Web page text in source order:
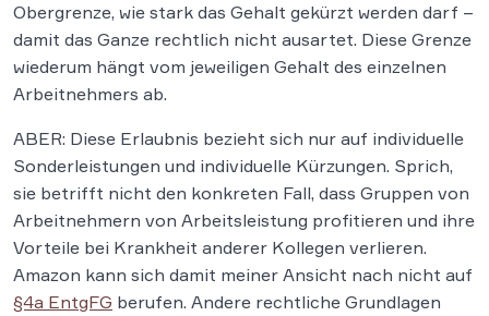
Obergrenze, wie stark das Gehalt gekürzt werden darf –
damit das Ganze rechtlich nicht ausartet. Diese Grenze
wiederum hängt vom jeweiligen Gehalt des einzelnen
Arbeitnehmers ab.
ABER: Diese Erlaubnis bezieht sich nur auf individuelle
Sonderleistungen und individuelle Kürzungen. Sprich,
sie betrifft nicht den konkreten Fall, dass Gruppen von
Arbeitnehmern von Arbeitsleistung profitieren und ihre
Vorteile bei Krankheit anderer Kollegen verlieren.
Amazon kann sich damit meiner Ansicht nach nicht auf
§4a EntgFG berufen. Andere rechtliche Grundlagen